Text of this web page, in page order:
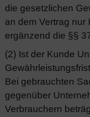
die gesetzlichen
an dem Vertrag nur
ergänzend die §§
(2) Ist der Kunde
Bei gebrauchten
gegenüber
Verbrauchern